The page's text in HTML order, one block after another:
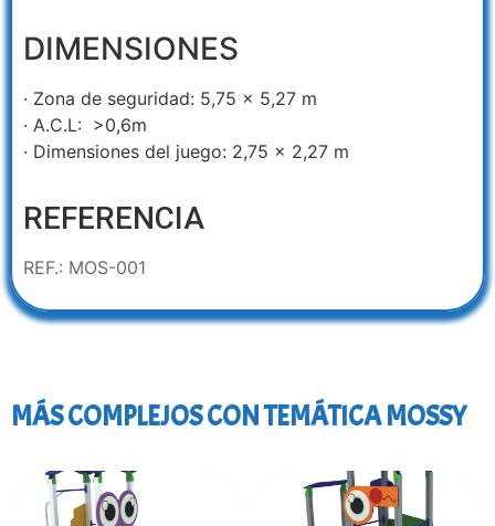
DIMENSIONES
· Zona de seguridad: 5,75 x 5,27 m
· A.C.L: >0,6m
· Dimensiones del juego: 2,75 x 2,27 m
REFERENCIA
REF.: MOS-001
MÁS COMPLEJOS CON TEMÁTICA MOSSY